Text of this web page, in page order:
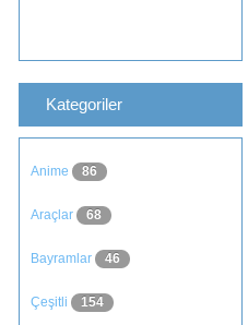
Kategoriler
Anime 86
Araçlar 68
Bayramlar 46
Çeşitli 154